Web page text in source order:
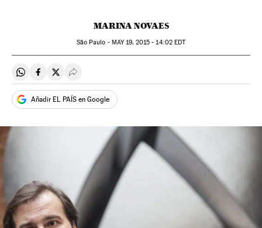
MARINA NOVAES
São Paulo - MAY19, 2015 - 14:02EDT
Compartir en Whatsapp
Compartir en Facebook
Compartir en Twitter
Desplegar Redes Sociales
Añadir EL PAÍS en Google